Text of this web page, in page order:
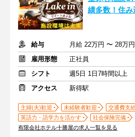
績多数！住み
給与
月給 22万円 〜 28万
雇用形態
正社員
シフト
週5日 1日7時間以上
アクセス
新得駅
主婦(夫)歓迎 未経験者歓迎
交通費支
英語力・語学力を活かす
社会保険完備
有限会社ホテル十勝屋の求人一覧を見る